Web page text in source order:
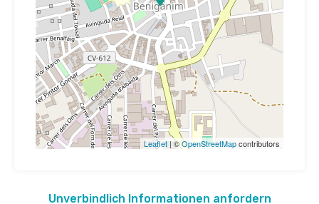
Leaflet | ©OpenStreetMapcontributors
Unverbindlich Informationen anfordern